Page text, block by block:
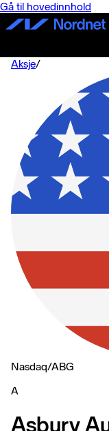
Gå til hovedinnhold
Aksje/
Nasdaq/ABG
A
Asbury